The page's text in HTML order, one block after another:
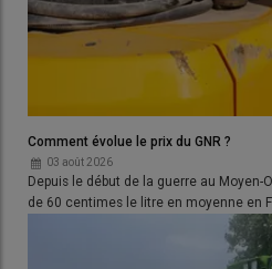
Comment évolue le prix du GNR ?
03 août 2026
Depuis le début de la guerre au Moyen-
de 60 centimes le litre en moyenne en